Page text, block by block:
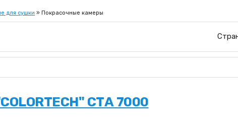
для сушки » Покрасочные камеры
CTА 7000